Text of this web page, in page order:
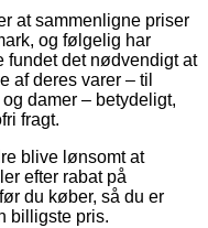
at sammenligne priser
og følgelig har
fundet det nødvendigt at
deres varer – til
damer – betydeligt,
fragt.
blive lønsomt at
efter rabat på
du køber, så du er
billigste pris.